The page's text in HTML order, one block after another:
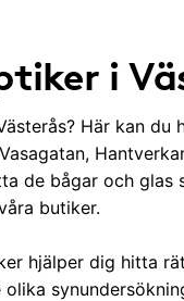
i
Här kan
de bågar och glas
butiker.
hjälper dig hitta
olika